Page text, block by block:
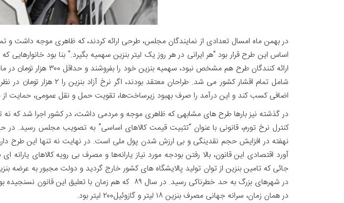
در بهمن ماه امسال تعدادی از نمایندگان مجلس، طرحی ارائه کردند، که ظاهری موجه داشت و
اساس این طرح قرار بود “هر ایرانی در هر روز یک لیتر بنزین سهمیه بگیرد.” بنا بود
ارائه کنندگان طرح هم
اضافی کسب کند و این درآمد را صرف بهبود زیرساخت‌ها، تقویت حمل‌ و نقل عمومی، حمایت
کنترل نرخ تورم، قانونی با عنوان “تثبیت قیمت‌ کالاهای اساسی” به تصویب مجلس رسید. در
نهفته در افزایش حجم نقدینگی و بی ارزش شدن پول ملی است. در نهایت نه تنها این طرح
آورد اقتصادی این قانون، بالا رفتن بودجه مورد نیاز یارانه‌ها و مصرف بی رویه کالاهای
جائی که تامین بنزین از توان تولید پالایشگاه های کشور خارج گردید و دولت مجبور به عرضه
در همان زمان، سرانه جهانی مصرف بنزین ۱۸ لیتر و گازوئیل۲۰۰ لیتر بود.